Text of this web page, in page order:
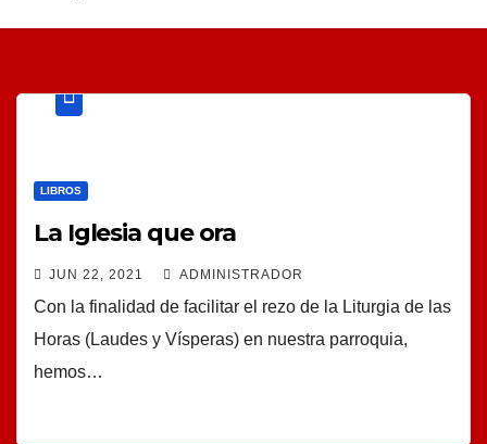
LIBROS
La Iglesia que ora
JUN 22, 2021 ADMINISTRADOR
Con la finalidad de facilitar el rezo de la Liturgia de las
Horas (Laudes y Vísperas) en nuestra parroquia,
hemos…